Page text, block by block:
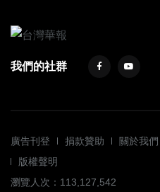
我們的社群
廣告刊登 捐款贊助 關於我們
版權聲明
瀏覽人次：113,127,542